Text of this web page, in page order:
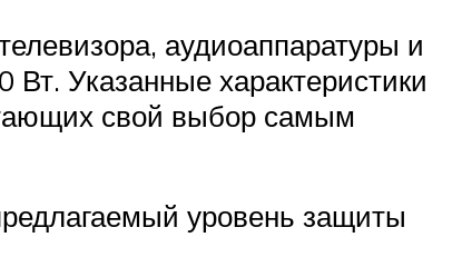
аудиоаппаратуры и
Указанные характеристики
свой выбор самым
уровень защиты